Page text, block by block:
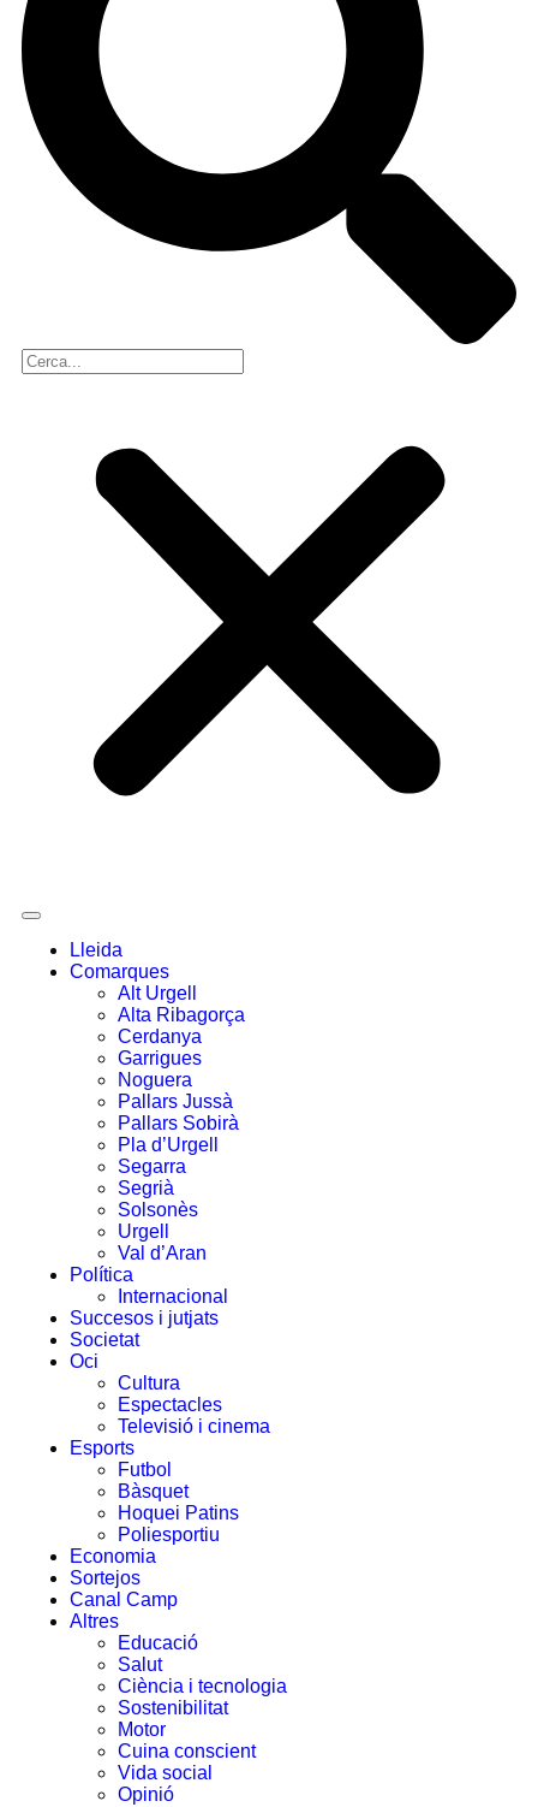
Lleida
Comarques
Alt Urgell
Alta Ribagorça
Cerdanya
Garrigues
Noguera
Pallars Jussà
Pallars Sobirà
Pla d’Urgell
Segarra
Segrià
Solsonès
Urgell
Val d’Aran
Política
Internacional
Succesos i jutjats
Societat
Oci
Cultura
Espectacles
Televisió i cinema
Esports
Futbol
Bàsquet
Hoquei Patins
Poliesportiu
Economia
Sortejos
Canal Camp
Altres
Educació
Salut
Ciència i tecnologia
Sostenibilitat
Motor
Cuina conscient
Vida social
Opinió